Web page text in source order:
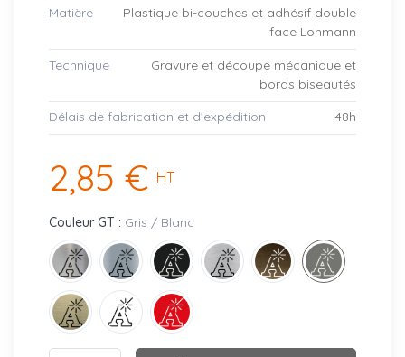
Matière
Plastique bi-couches et adhésif double
face Lohmann
Technique
Gravure et découpe mécanique et
bords biseautés
Délais de fabrication et d’expédition 48h
2,85 € HT
Couleur GT : Gris / Blanc